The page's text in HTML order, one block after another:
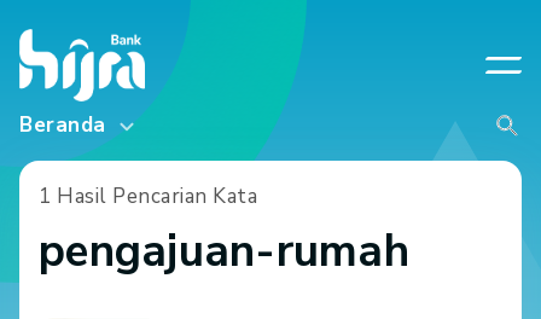
Beranda
1 Hasil Pencarian Kata
pengajuan-rumah